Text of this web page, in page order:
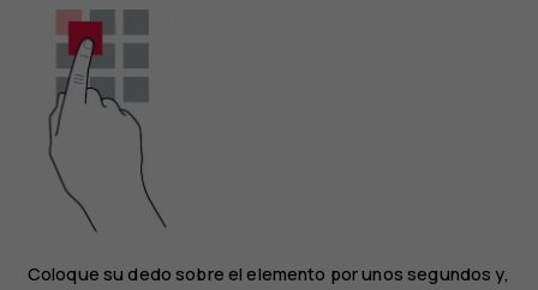
Coloque su dedo sobre el elemento por unos segundos y,